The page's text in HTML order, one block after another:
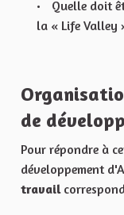
Quelle doit
la « Life Valley
de
Pour répondre à
développement
travail